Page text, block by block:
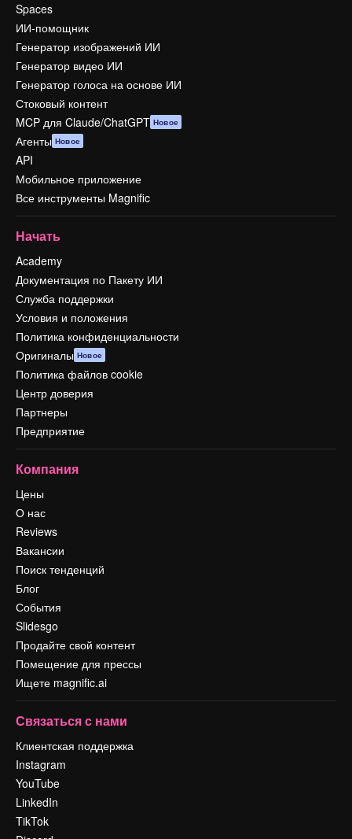
Spaces
ИИ-помощник
Генератор изображений ИИ
Генератор видео ИИ
Генератор голоса на основе ИИ
Стоковый контент
MCP для Claude/ChatGPT Новое
Агенты Новое
API
Мобильное приложение
Все инструменты Magnific
Начать
Academy
Документация по Пакету ИИ
Служба поддержки
Условия и положения
Политика конфиденциальности
Оригиналы Новое
Политика файлов cookie
Центр доверия
Партнеры
Предприятие
Компания
Цены
О нас
Reviews
Вакансии
Поиск тенденций
Блог
События
Slidesgo
Продайте свой контент
Помещение для прессы
Ищете magnific.ai
Связаться с нами
Клиентская поддержка
Instagram
YouTube
LinkedIn
TikTok